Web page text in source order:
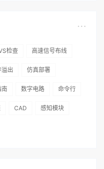
检查 高速信号布线
溢出 仿真部署
南 数字电路 命令行
CAD 感知模块